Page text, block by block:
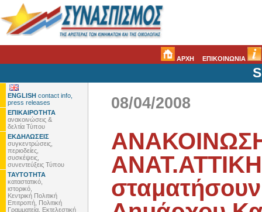
ΑΡΧΗ ΕΠΙΚΟΙΝΩΝΙΑ
ENGLISH contact info,
press releases
ΕΠΙΚΑΙΡΟΤΗΤΑ
ανακοινώσεις &
δελτία Τύπου
ΕΚΔΗΛΩΣΕΙΣ
συγκεντρώσεις,
περιοδείες,
συσκέψεις,
συνεντεύξεις Τύπου
ΤΑΥΤΟΤΗΤΑ
καταστατικό,
ιστορικό,
Κεντρική Πολιτική
Επιτροπή, Πολιτική
Γραμματεία, Εκτελεστική
08/04/2008
σταματήσουν